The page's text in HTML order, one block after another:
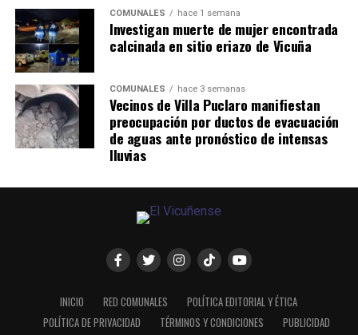
COMUNALES hace 1 semana
Investigan muerte de mujer encontrada
calcinada en sitio eriazo de Vicuña
COMUNALES hace 3 semanas
Vecinos de Villa Puclaro manifiestan
preocupación por ductos de evacuación
de aguas ante pronóstico de intensas
lluvias
INICIO RED COMUNALES
POLÍTICA EDITORIAL Y ÉTICA
POLÍTICA DE PRIVACIDAD
TÉRMINOS Y CONDICIONES PUBLICIDAD